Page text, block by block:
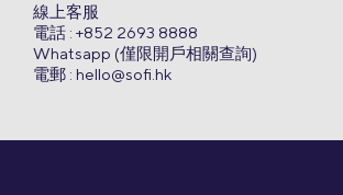
線上客服
電話 : +852 2693 8888
Whatsapp (僅限開戶相關查詢)
電郵 : hello@sofi.hk